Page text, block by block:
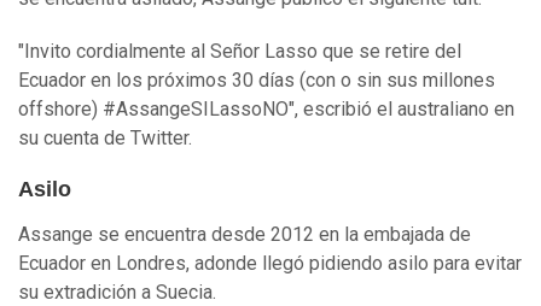
"Invito cordialmente al Señor Lasso que se retire del
Ecuador en los próximos 30 días (con o sin sus millones
offshore) #AssangeSILassoNO", escribió el australiano en
su cuenta de Twitter.
Asilo
Assange se encuentra desde 2012 en la embajada de
Ecuador en Londres, adonde llegó pidiendo asilo para evitar
su extradición a Suecia.